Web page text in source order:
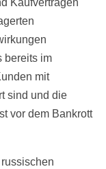
Kaufverträgen
bereits im
mit
sind und die
vor dem Bankrott